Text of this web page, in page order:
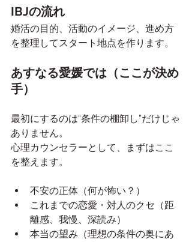
IBJの流れ
婚活の目的、活動のイメージ、進め方
を整理してスタート地点を作ります。
あすなる愛媛では（ここが決め
手）
最初にするのは“条件の棚卸し”だけじゃ
ありません。
心理カウンセラーとして、まずはここ
を整えます。
不安の正体（何が怖い？）
これまでの恋愛・対人のクセ（距
離感、我慢、深読み）
本当の望み（理想の条件の奥にあ